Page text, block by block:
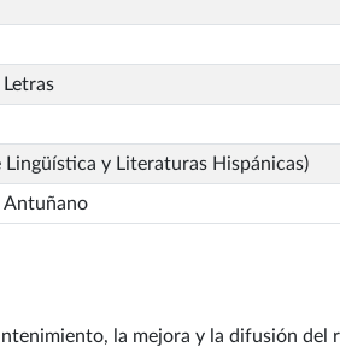
y Literaturas Hispánicas)
Antuñano
la mejora y la difusión